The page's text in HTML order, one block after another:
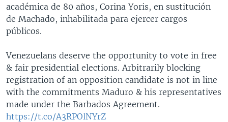
académica de 80 años, Corina Yoris, en sustitución
de Machado, inhabilitada para ejercer cargos
públicos.
Venezuelans deserve the opportunity to vote in free
& fair presidential elections. Arbitrarily blocking
registration of an opposition candidate is not in line
with the commitments Maduro & his representatives
made under the Barbados Agreement.
https://t.co/A3RPOlNYrZ